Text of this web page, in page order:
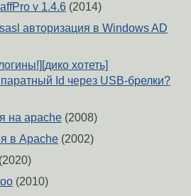
v 1.4.6 (2014)
авторизация в Windows AD
хотеть]
Id через USB-брелки?
на apache (2008)
в Apache (2002)
(2020)
(2010)